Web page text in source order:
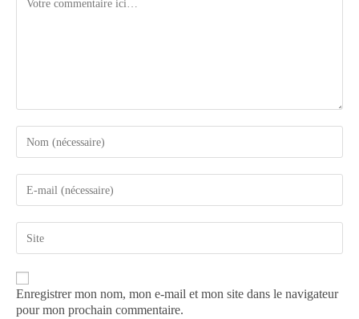
Enregistrer mon nom, mon e-mail et mon site dans le navigateur
pour mon prochain commentaire.